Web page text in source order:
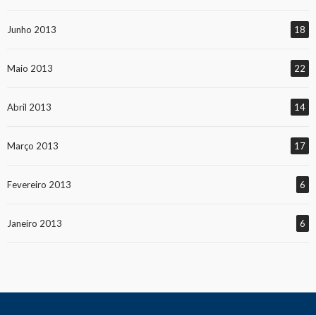
Junho 2013 18
Maio 2013 22
Abril 2013 14
Março 2013 17
Fevereiro 2013 6
Janeiro 2013 6